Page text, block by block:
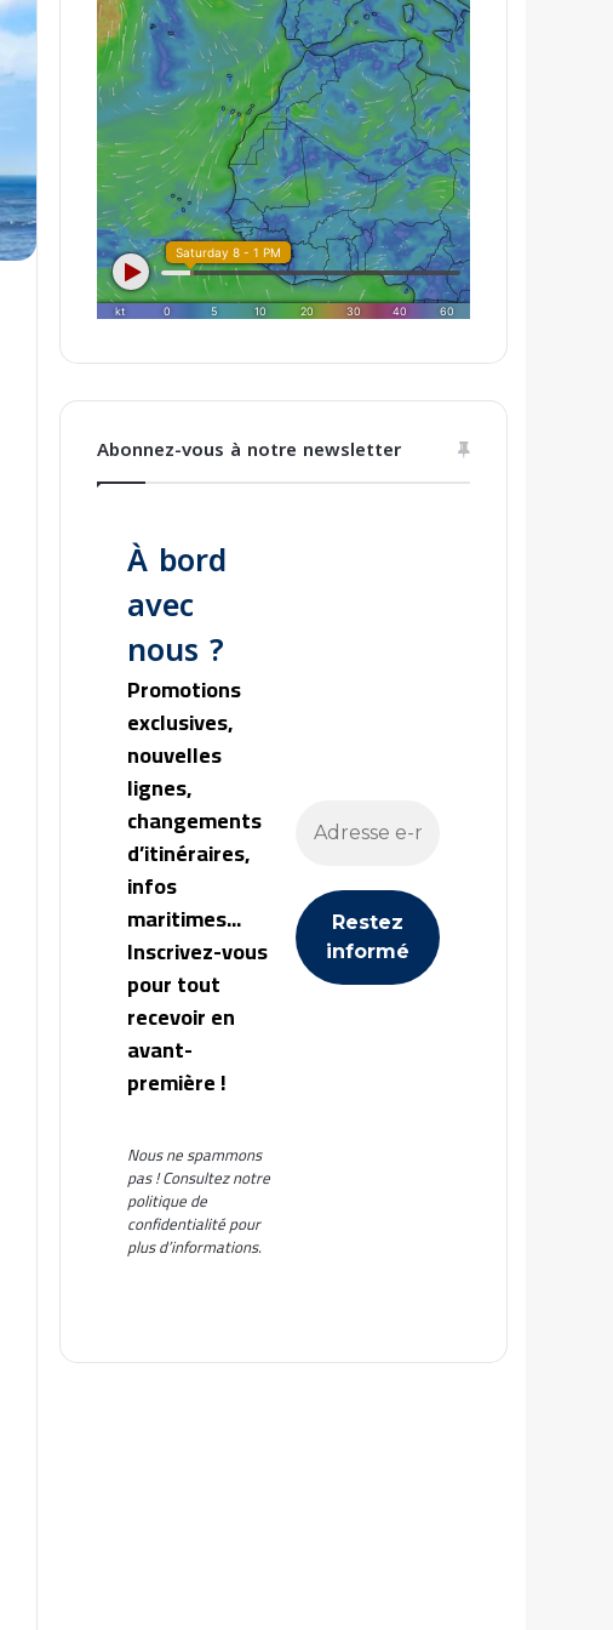
Abonnez-vous à notre newsletter
À bord
avec
nous ?
Promotions
exclusives,
nouvelles
lignes,
changements
d’itinéraires,
infos
maritimes...
Inscrivez-vous
pour tout
recevoir en
avant-
première !
Nous ne spammons
pas ! Consultez notre
politique de
confidentialitépour
plus d’informations.